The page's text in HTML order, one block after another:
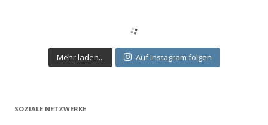
Mehr laden... Auf Instagram folgen
SOZIALE NETZWERKE